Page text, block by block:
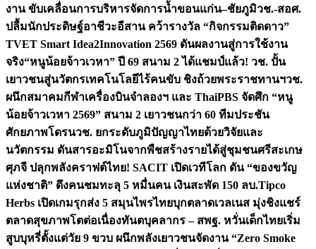
งาน ขับเคลื่อนการบริหารจัดการน้ำขอนแก่น–ชัยภูมิวช.-สอศ.
ปลื้มนักประดิษฐ์อาชีวะอีสาน คว้ารางวัล “กิจกรรมติดดาว”
TVET Smart Idea2Innovation 2569 ดันผลงานสู่การใช้งาน
จริง“หนูน้อยจ้าวเวหา” ปี 69 สนาม 2 ได้แชมป์แล้ว! วช. ปั้น
เยาวชนสู่นวัตกรเทคโนโลยีไร้คนขับ ชิงถ้วยพระราชทานฯวช.
ผนึกสมาคมกีฬาเครื่องบินจำลองฯ และ ThaiPBS จัดศึก “หนู
น้อยจ้าวเวหา 2569” สนาม 2 เยาวชนกว่า 60 ทีมประชัน
ศักยภาพโดรนวช. ยกระดับภูมิปัญญาไทยด้วยวิจัยและ
นวัตกรรม ดันสารอะมิโนจากพืชสร้างรายได้สู่ชุมชนศรีสะเกษ
ศุภจี ปลุกพลังคราฟต์ไทย! SACIT เปิดเวทีโลก ดัน “ของขวัญ
แห่งชาติ” ดึงคนชมทะลุ 5 หมื่นคน เงินสะพัด 150 ลบ.Tipco
Herbs เปิดเกมรุกส่ง 5 สมุนไพรไทยบุกตลาดเวลเนส มุ่งชิงแชร์
ตลาดสุขภาพโตต่อเนื่องทันตบุคลากร – สพฐ. หวั่นเด็กไทยเริ่ม
สูบบุหรี่ตั้งแต่วัย 9 ขวบ ผนึกพลังเยาวชนจัดงาน “Zero Smoke